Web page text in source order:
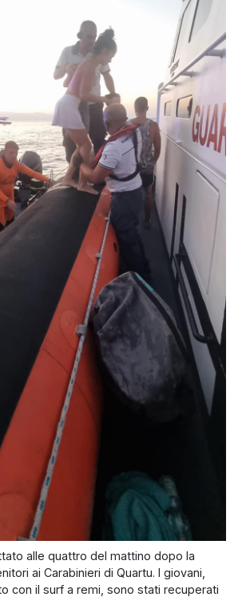
alle quattro del mattino dopo la
ai Carabinieri di Quartu. I giovani,
con il surf a remi, sono stati recuperati